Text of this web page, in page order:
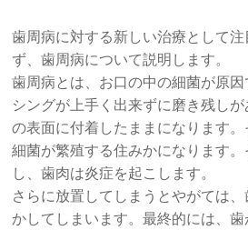
歯周病に対する新しい治療として注
ず、歯周病について説明します。
歯周病とは、お口の中の細菌が原
シングが上手く出来ずに磨き残し
の表面に付着したままになります
細菌が繁殖する住みかになります
し、歯肉は炎症を起こします。
さらに放置してしまうとやがては
かしてしまいます。最終的には、